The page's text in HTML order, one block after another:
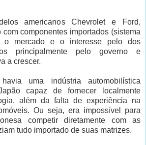
americanos Chevrolet e Ford,
componentes importados (sistema
o mercado e o interesse pelo dos
principalmente pelo governo e
a crescer.
uma indústria automobilística
capaz de fornecer localmente
além da falta de experiência na
Ou seja, era impossível para
competir diretamente com as
tudo importado de suas matrizes.